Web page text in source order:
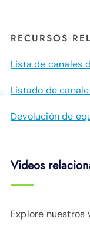
RECURSOS
Lista de canales
Listado de
Devolución de
Videos
Explore nuestros